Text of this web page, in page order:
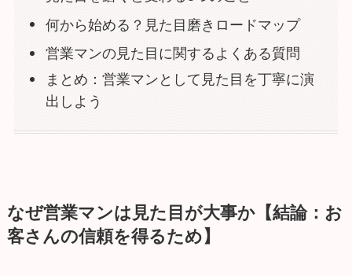
何から始める？見た目磨きロードマップ
営業マンの見た目に関するよくある質問
まとめ：営業マンとして見た目を丁寧に演
出しよう
なぜ営業マンは見た目が大事か【結論：お
客さんの信頼を得るため】